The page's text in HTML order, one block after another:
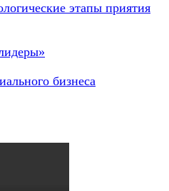
этапы приятия
бизнеса